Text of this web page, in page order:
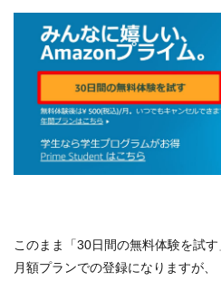
このまま「30日間の無料体験を試す
月額プランでの登録になりますが、